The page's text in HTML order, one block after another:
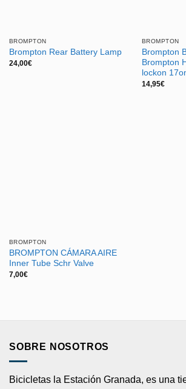
BROMPTON
Brompton Rear Battery Lamp
24,00€
BROMPTON
Brompton
Brompton
lockon
14,95€
BROMPTON
BROMPTON CÁMARA AIRE
Inner Tube Schr Valve
7,00€
SOBRE NOSOTROS
Bicicletas la Estación Granada, es una